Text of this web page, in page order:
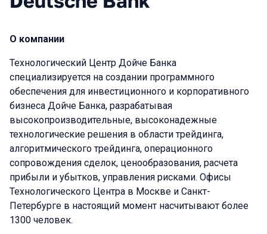
О компании
Технологический Центр Дойче Банка
специализируется на создании программного
обеспечения для инвестиционного и корпоративного
бизнеса Дойче Банка, разрабатывая
высокопроизводительные, высоконадежные
технологические решения в области трейдинга,
алгоритмического трейдинга, операционного
сопровождения сделок, ценообразования, расчета
прибыли и убытков, управления рисками. Офисы
Технологического Центра в Москве и Санкт-
Петербурге в настоящий момент насчитывают более
1300 человек.